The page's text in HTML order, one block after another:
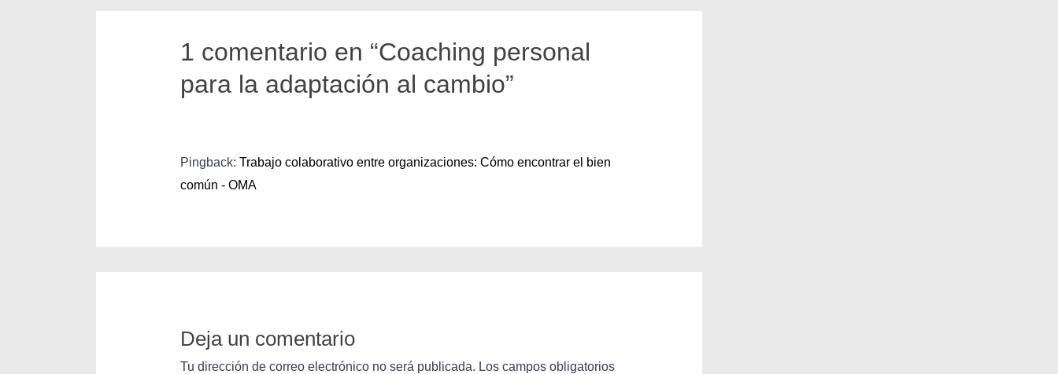
1 comentario en “Coaching personal
para la adaptación al cambio”
Pingback: Trabajo colaborativo entre organizaciones: Cómo encontrar el bien
común - OMA
Deja un comentario
Tu dirección de correo electrónico no será publicada. Los campos obligatorios